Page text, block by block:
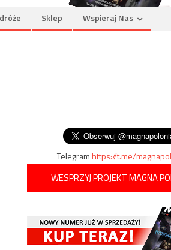
Sklep Wspieraj Nas
Telegramhttps://t.me/
WESPRZYJ PROJEKT MAGNA